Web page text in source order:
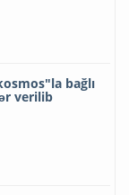
bağlı
verilib